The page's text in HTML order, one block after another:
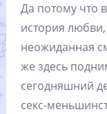
Да потому что
история
неожиданная
же здесь
сегодняшний
секс-